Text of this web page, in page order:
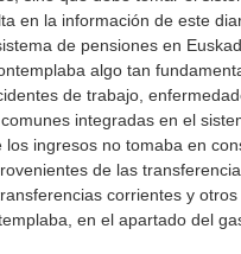
en la información de este
de pensiones en
algo tan
de trabajo,
integradas en el
ingresos no tomaba en
de las
corrientes y
en el apartado del